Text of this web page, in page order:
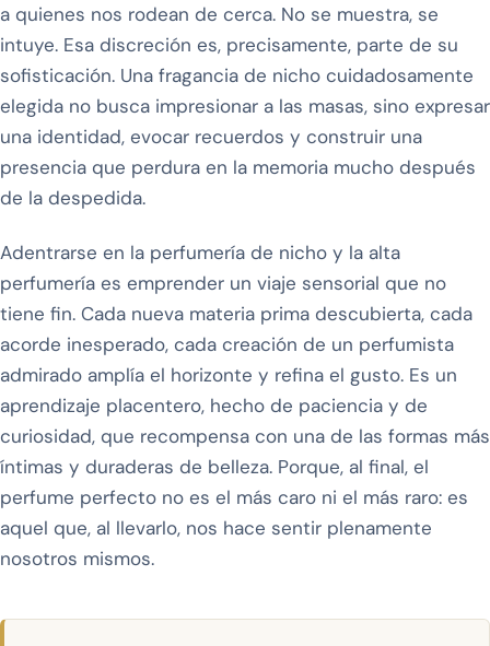
a quienes nos rodean de cerca. No se muestra, se
intuye. Esa discreción es, precisamente, parte de su
sofisticación. Una fragancia de nicho cuidadosamente
elegida no busca impresionar a las masas, sino expresar
una identidad, evocar recuerdos y construir una
presencia que perdura en la memoria mucho después
de la despedida.
Adentrarse en la perfumería de nicho y la alta
perfumería es emprender un viaje sensorial que no
tiene fin. Cada nueva materia prima descubierta, cada
acorde inesperado, cada creación de un perfumista
admirado amplía el horizonte y refina el gusto. Es un
aprendizaje placentero, hecho de paciencia y de
curiosidad, que recompensa con una de las formas más
íntimas y duraderas de belleza. Porque, al final, el
perfume perfecto no es el más caro ni el más raro: es
aquel que, al llevarlo, nos hace sentir plenamente
nosotros mismos.